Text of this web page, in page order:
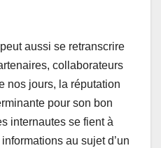
aussi se retranscrire
collaborateurs
nos jours, la réputation
pour son bon
internautes se fient à
au sujet d’un